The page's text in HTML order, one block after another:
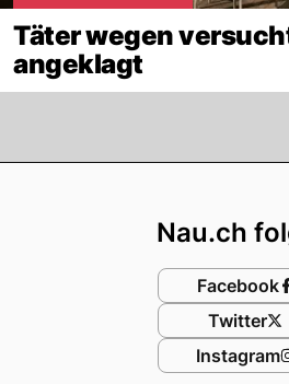
Täter wegen
angeklagt
Nau.ch
Facebook
Twitter
Instagram